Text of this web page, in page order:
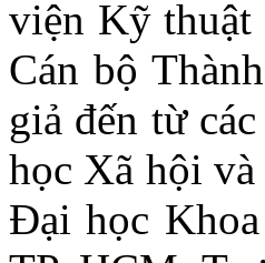
viện Kỹ thuật
Cán bộ
giả đến từ
học Xã hội
Đại học